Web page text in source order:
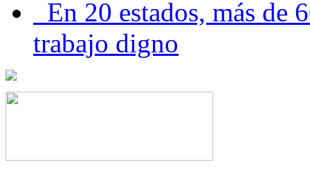
En 20 estados, más de
trabajo digno